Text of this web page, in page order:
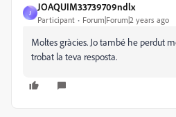
J
JOAQUIM33739709ndlx
Participant Forum|Forum|2 years ago
Moltes gràcies. Jo també he perdut
trobat la teva resposta.